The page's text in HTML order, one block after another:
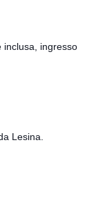
inclusa, ingresso
Lesina.